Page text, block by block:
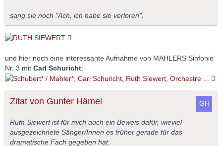
sang sie noch "Ach, ich habe sie verloren".
und hier noch eine interessante Aufnahme von MAHLERS Sinfonie
Nr. 3 mit Carl Schuricht:
Zitat von Gunter Hämel
Ruth Siewert ist für mich auch ein Beweis dafür, wieviel
ausgezeichnete Sänger/Innen es früher gerade für das
dramatische Fach gegeben hat.